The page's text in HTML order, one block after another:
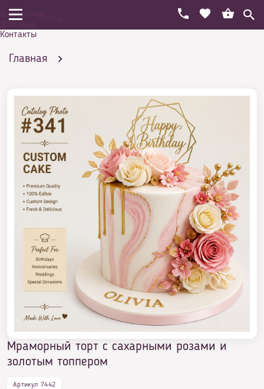
О компании
Контакты
Главная
Мраморный торт с сахарными розами и золотым
топпером
Мраморный торт с сахарными розами и
золотым топпером
Артикул 7442